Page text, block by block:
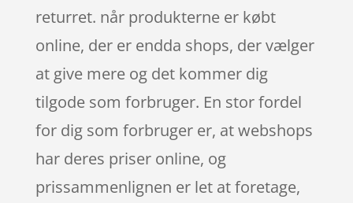
returret. når produkterne er købt
online, der er endda shops, der vælger
at give mere og det kommer dig
tilgode som forbruger. En stor fordel
for dig som forbruger er, at webshops
har deres priser online, og
prissammenlignen er let at foretage,